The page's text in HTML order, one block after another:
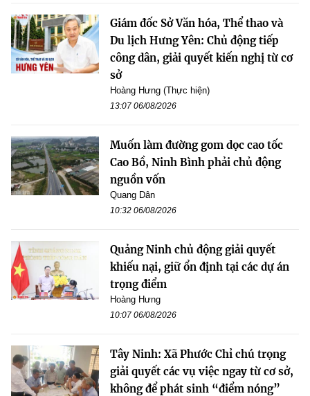
Giám đốc Sở Văn hóa, Thể thao và
Du lịch Hưng Yên: Chủ động tiếp
công dân, giải quyết kiến nghị từ cơ
sở
Hoàng Hưng (Thực hiện)
13:07 06/08/2026
Muốn làm đường gom dọc cao tốc
Cao Bồ, Ninh Bình phải chủ động
nguồn vốn
Quang Dân
10:32 06/08/2026
Quảng Ninh chủ động giải quyết
khiếu nại, giữ ổn định tại các dự án
trọng điểm
Hoàng Hưng
10:07 06/08/2026
Tây Ninh: Xã Phước Chỉ chú trọng
giải quyết các vụ việc ngay từ cơ sở,
không để phát sinh “điểm nóng”